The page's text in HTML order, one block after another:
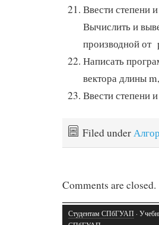
Ввести
Вычислить и
производной от
Написать
вектора длины
Ввести степени
Filed under
Comments are closed.
Студентам СПбГУАП ·